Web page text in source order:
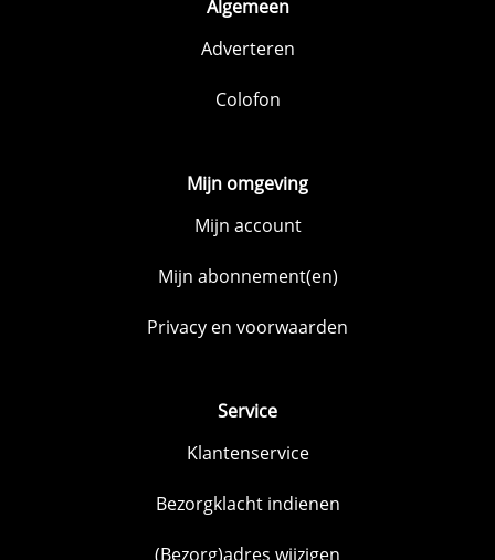
Algemeen
Adverteren
Colofon
Mijn omgeving
Mijn account
Mijn abonnement(en)
Privacy en voorwaarden
Service
Klantenservice
Bezorgklacht indienen
(Bezorg)adres wijzigen